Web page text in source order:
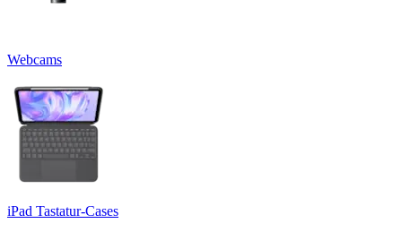
Webcams
iPad Tastatur-Cases